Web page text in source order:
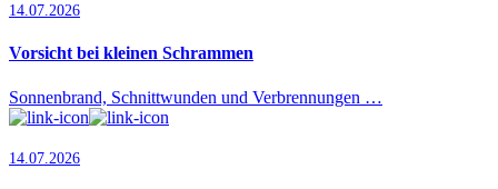
14.07.2026
Vorsicht bei kleinen Schrammen
Sonnenbrand, Schnittwunden und Verbrennungen …
14.07.2026